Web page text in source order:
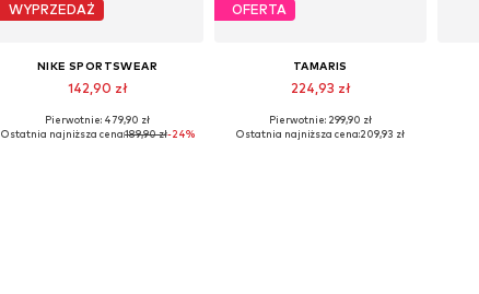
WYPRZEDAŻ
NIKE SPORTSWEAR
142,90 zł
Dostępne w różnych rozmiarach
Pierwotnie: 479,90 zł
Ostatnia najniższa cena:189,90 zł-24%
OFERTA
TAMARIS
224,93 zł
Dostępne w różnych rozmiarach
Pierwotnie: 299,90 zł
Ostatnia najniższa cena:209,93 zł